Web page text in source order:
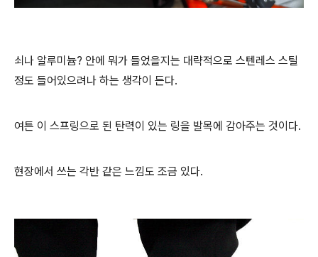
쇠나 알루미늄? 안에 뭐가 들었을지는 대략적으로 스텐레스 스틸
정도 들어있으려나 하는 생각이 든다.
여튼 이 스프링으로 된 탄력이 있는 링을 발목에 감아주는 것이다.
현장에서 쓰는 각반 같은 느낌도 조금 있다.